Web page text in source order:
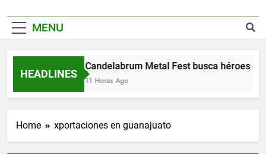
MENU
HEADLINES
Candelabrum Metal Fest busca héroes de
11 Horas Ago
Home xportaciones en guanajuato